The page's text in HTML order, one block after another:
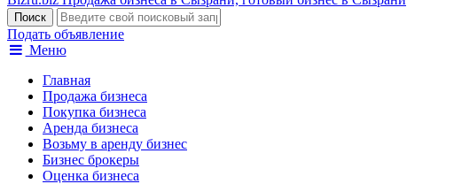
Подать объявление
Меню
Главная
Продажа бизнеса
Покупка бизнеса
Аренда бизнеса
Возьму в аренду бизнес
Бизнес брокеры
Оценка бизнеса